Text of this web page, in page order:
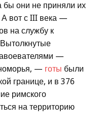
бы они не приняли их
А вот с III века —
на службу к
—
— готы были
границе, и в 376
римского
на территорию